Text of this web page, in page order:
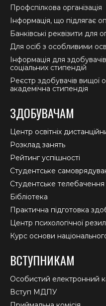
Профспілкова організація
Інформація, що підлягає
Банківські реквізити для
Для осіб з особливими
Інформація для
соціальних стипендій
Реєстр здобувачів вищої
академічна стипендія
ЗДОБУВАЧАМ
Центр освітніх
Розклад занять
Рейтинг успішності
Студентське
Студентське телебачення
Бібліотека
Практична підготовка
Центр психологічної
Курс основи
ВСТУПНИКАМ
Особистий електронний
Вступ МДПУ